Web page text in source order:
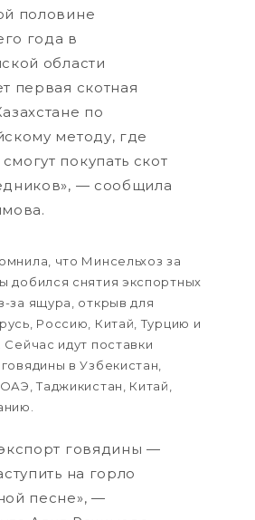
половине
года в
области
первая скотная
по
методу, где
покупать скот
— сообщила
что Минсельхоз за
добился снятия экспортных
за ящура, открыв для
Россию, Китай, Турцию и
Сейчас идут поставки
в Узбекистан,
Таджикистан, Китай,
говядины —
на горло
песне», —